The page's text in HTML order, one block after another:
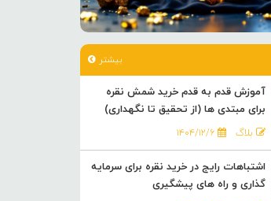
بیشتر
آموزش قدم به قدم خرید شمش نقره
برای مبتدی ها (از تحقیق تا نگهداری)
بلاگ ۱۴۰۴/۱۲/۶
اشتباهات رایج در خرید نقره برای سرمایه
گذاری و راه های پیشگیری